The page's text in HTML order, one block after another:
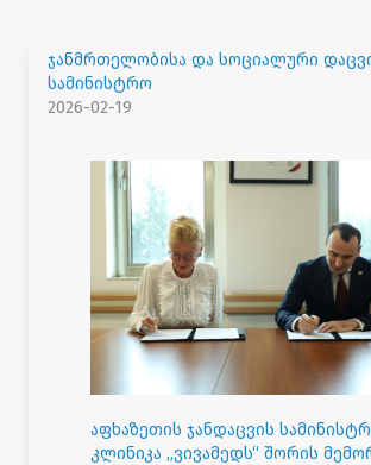
ჯანმრთელობისა და სოციალური
სამინისტრო
2026-02-19
აფხაზეთის ჯანდაცვის
კლინიკა „ვივამედს“ შორის